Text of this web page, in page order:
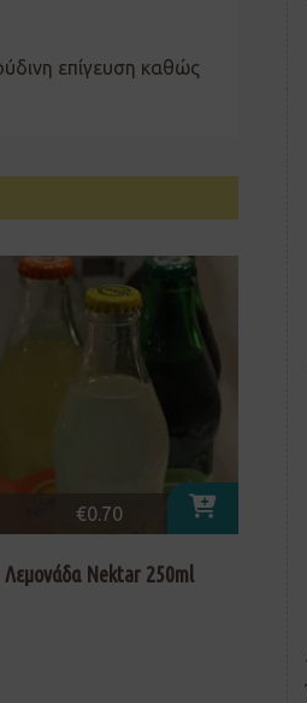
επίγευση καθώς
€0.70
Λεμονάδα Nektar 250ml